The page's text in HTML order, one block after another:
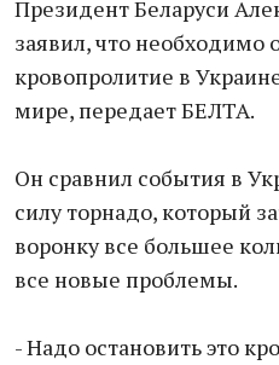
Президент Беларуси
заявил, что необходимо
кровопролитие в
мире, передает БЕЛТА.
Он сравнил события в
силу торнадо, который
воронку все большее
все новые проблемы.
- Надо остановить это